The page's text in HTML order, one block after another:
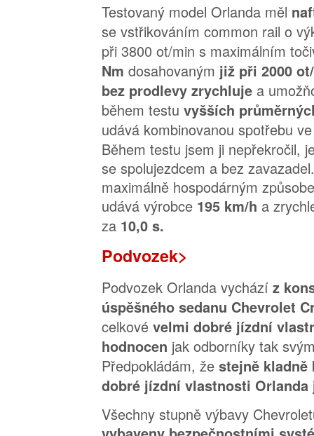
Testovaný model Orlanda měl
se vstřikováním common rail o
při 3800 ot/min s maximálním
Nm dosahovaným již při 2000
bez prodlevy zrychluje a
během testu vyšších
udává kombinovanou spotřebu
Během testu jsem ji nepřekročil,
se spolujezdcem a bez
maximálně hospodárným
udává výrobce 195 km/h a
za 10,0 s.
Podvozek>
Podvozek Orlanda vychází z
úspěšného sedanu Chevrolet
celkové velmi dobré jízdní
hodnocen jak odborníky tak
Předpokládám, že stejně
dobré jízdní vlastnosti
Všechny stupně výbavy